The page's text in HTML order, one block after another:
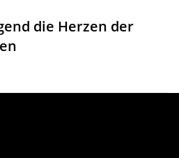
die Herzen der